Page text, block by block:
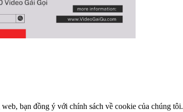
bạn đồng ý với chính sách về cookie của chúng tôi.